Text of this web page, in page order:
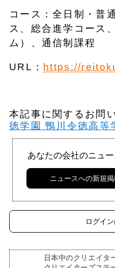
コース：全日制・普
ス、総合進学コース
ム）、通信制課程
URL： https://
本記事に関するお問
徳学園 鴨川令徳高等
あなたの会社のニュ
ニュースへの新規掲
ログイ
日本中のクリエイタ